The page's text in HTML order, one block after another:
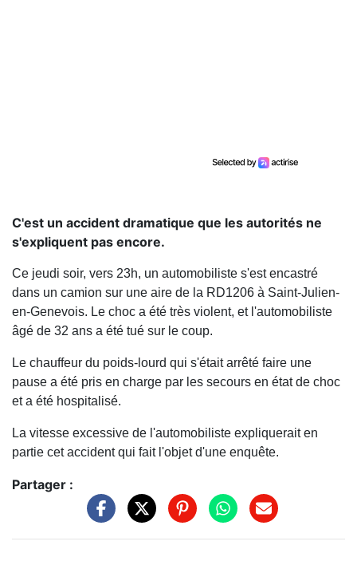
C'est un accident dramatique que les autorités ne
s'expliquent pas encore.
Ce jeudi soir, vers 23h, un automobiliste s'est encastré
dans un camion sur une aire de la RD1206 à Saint-Julien-
en-Genevois. Le choc a été très violent, et l'automobiliste
âgé de 32 ans a été tué sur le coup.
Le chauffeur du poids-lourd qui s'était arrêté faire une
pause a été pris en charge par les secours en état de choc
et a été hospitalisé.
La vitesse excessive de l'automobiliste expliquerait en
partie cet accident qui fait l'objet d'une enquête.
Partager :